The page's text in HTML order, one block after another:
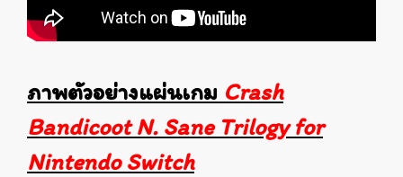
ภาพตัวอย่างแผ่นเกม Crash
Bandicoot N. Sane Trilogy for
Nintendo Switch